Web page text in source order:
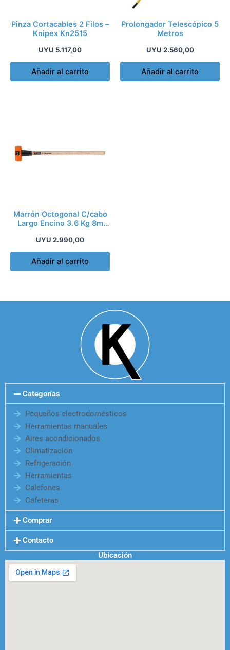
Pinza Cortacables 2 Filos –
Knipex Kn2515
UYU 5.117,00
Añadir al carrito
Prolongador Telescópico 5
Metros
UYU 2.560,00
Añadir al carrito
Marrón Octogonal C/cabo
Largo Encino 3.6 Kg 8m
UYU 2.990,00
Añadir al carrito
Categorías
Pequeños electrodomésticos
Herramientas manuales
Aires acondicionados
Climatización
Refrigeración
Herramientas
Calefones
Cafeteras
Comprar
Contacto
Ubicación